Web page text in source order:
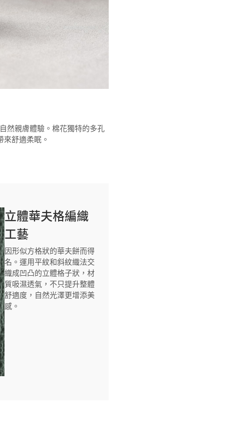
然親膚體驗。棉花獨特的多孔
舒適柔眠。
立體華夫格編織
工藝
因形似方格狀的華夫餅而得
名。運用平紋和斜紋織法交
織成凹凸的立體格子狀，材
質吸濕透氣，不只提升整體
舒適度，自然光澤更增添美
感。